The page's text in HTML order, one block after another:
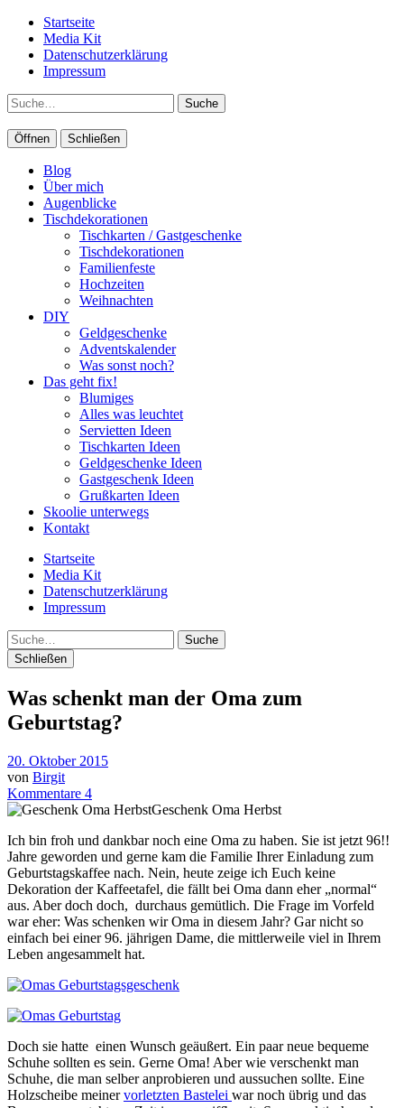
Startseite
Media Kit
Datenschutzerklärung
Impressum
Suche
Öffnen Schließen
Blog
Über mich
Augenblicke
Tischdekorationen
Tischkarten / Gastgeschenke
Tischdekorationen
Familienfeste
Hochzeiten
Weihnachten
DIY
Geldgeschenke
Adventskalender
Was sonst noch?
Das geht fix!
Blumiges
Alles was leuchtet
Servietten Ideen
Tischkarten Ideen
Geldgeschenke Ideen
Gastgeschenk Ideen
Grußkarten Ideen
Skoolie unterwegs
Kontakt
Startseite
Media Kit
Datenschutzerklärung
Impressum
Suche
Schließen
Was schenkt man der Oma zum
Geburtstag?
20. Oktober 2015
von Birgit
Kommentare 4
Geschenk Oma Herbst
Ich bin froh und dankbar noch eine Oma zu haben. Sie ist jetzt 96!!
Jahre geworden und gerne kam die Familie Ihrer Einladung zum
Geburtstagskaffee nach. Nein, heute zeige ich Euch keine
Dekoration der Kaffeetafel, die fällt bei Oma dann eher „normal“
aus. Aber doch doch, durchaus gemütlich. Die Frage im Vorfeld
war eher: Was schenken wir Oma in diesem Jahr? Gar nicht so
einfach bei einer 96. jährigen Dame, die mittlerweile viel in Ihrem
Leben angesammelt hat.
Doch sie hatte einen Wunsch geäußert. Ein paar neue bequeme
Schuhe sollten es sein. Gerne Oma! Aber wie verschenkt man
Schuhe, die man selber anprobieren und aussuchen sollte. Eine
Holzscheibe meinervorletzten Bastelei war noch übrig und das